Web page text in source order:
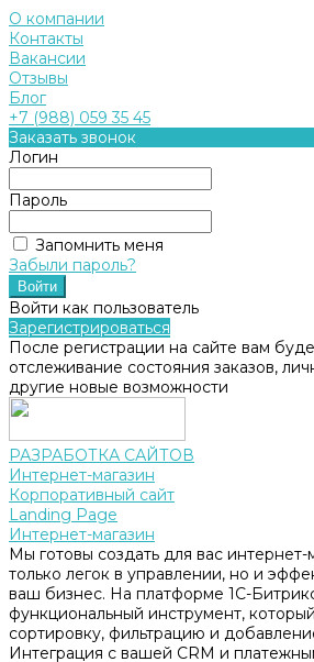
О компании
Контакты
Вакансии
Отзывы
Блог
+7 (988) 059 35 45
Заказать звонок
Логин
Пароль
Запомнить меня
Забыли пароль?
Войти как пользователь
Зарегистрироваться
После регистрации на сайте вам
отслеживание состояния заказов,
другие новые возможности
РАЗРАБОТКА САЙТОВ
Интернет-магазин
Корпоративный сайт
Landing Page
Интернет-магазин
Мы готовы создать для вас интернет-
только легок в управлении, но и
ваш бизнес. На платформе 1С-
функциональный инструмент,
сортировку, фильтрацию и
Интеграция с вашей CRM и